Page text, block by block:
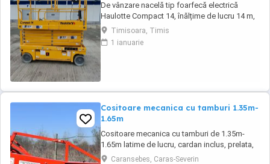
De vânzare nacelă tip foarfecă electrică
Haulotte Compact 14, înălțime de lucru 14 m,
an fabricație 2020, ore funcționare 570, stare
foarte bună de funcționarepreț 7000 euro
+TVA
Timisoara, Timis
1 ianuarie
Cositoare mecanica cu tamburi 1.35m-
1.65m
Cositoare mecanica cu tamburi de 1.35m-
1.65m latime de lucru, cardan inclus, prelata,
cheie de cutite Transport in toate judetele
Caransebes, Caras-Severin